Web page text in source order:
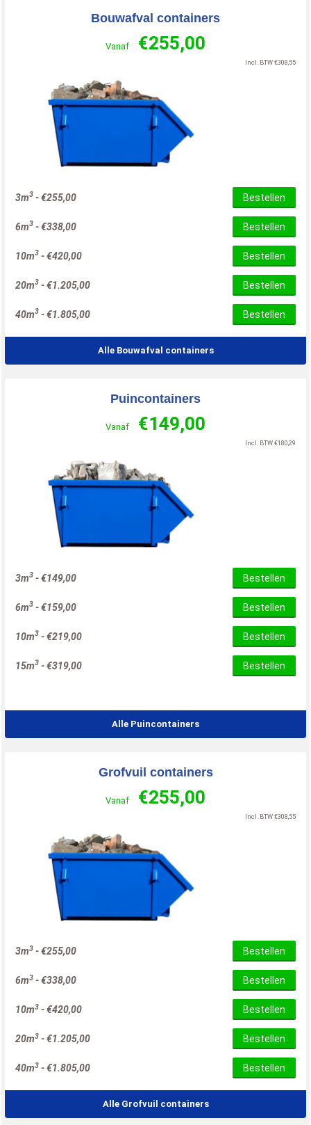
Bouwafval containers
Vanaf €255,00
Incl. BTW €308,55
3m3 -€255,00 Bestellen
6m3 -€338,00 Bestellen
10m3 -€420,00 Bestellen
20m3 -€1.205,00 Bestellen
40m3 -€1.805,00 Bestellen
Alle Bouwafval containers
Puincontainers
Vanaf €149,00
Incl. BTW €180,29
3m3 -€149,00 Bestellen
6m3 -€159,00 Bestellen
10m3 -€219,00 Bestellen
15m3 -€319,00 Bestellen
Alle Puincontainers
Grofvuil containers
Vanaf €255,00
Incl. BTW €308,55
3m3 -€255,00 Bestellen
6m3 -€338,00 Bestellen
10m3 -€420,00 Bestellen
20m3 -€1.205,00 Bestellen
40m3 -€1.805,00 Bestellen
Alle Grofvuil containers